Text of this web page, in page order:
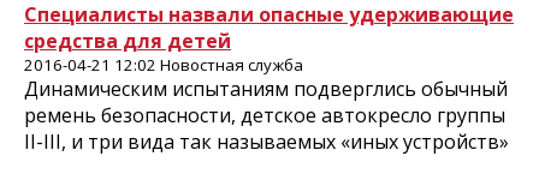
Специалисты назвали опасные удерживающие
средства для детей
2016-04-21 12:02 Новостная служба
Динамическим испытаниям подверглись обычный
ремень безопасности, детское автокресло группы
II-III, и три вида так называемых «иных устройств»